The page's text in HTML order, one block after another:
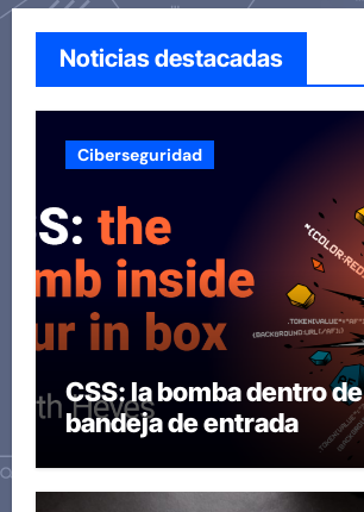
Noticias destacadas
Ciberseguridad
CSS: la bomba dentro
bandeja de entrada